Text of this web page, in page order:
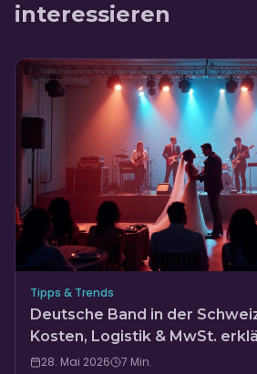
interessieren
Tipps & Trends
Deutsche Band in der
Kosten, Logistik & MwSt.
28. Mai 2026 7 Min.